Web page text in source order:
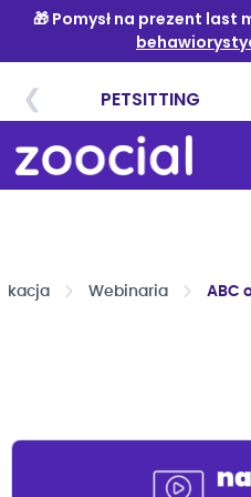
do
treści
Webinaria ABC
Przejdź